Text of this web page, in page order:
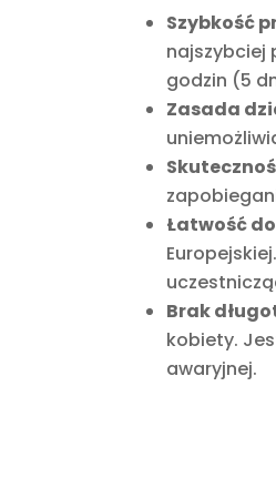
Szybkość
najszybciej
godzin (5
Zasada
Łatwość
Brak
kobiety.
awaryjnej.